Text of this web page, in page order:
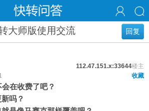
回复
大师版使用交流
楼主
112.47.151.x:33644
收藏
在收费了吧？
吗？